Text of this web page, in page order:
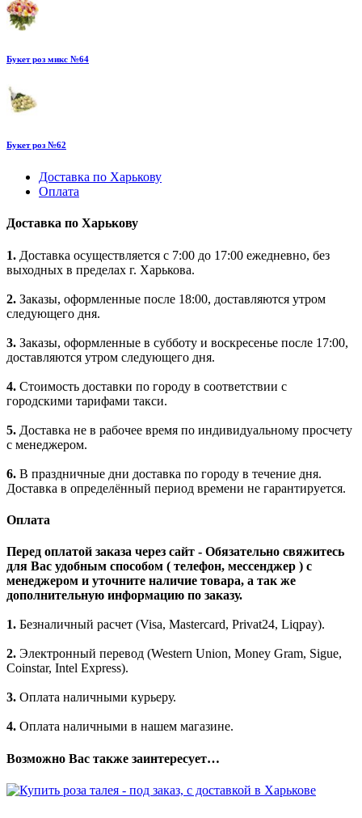
Букет роз микс №64
Букет роз №62
Доставка по Харькову
Оплата
Доставка по Харькову
1. Доставка осуществляется с 7:00 до 17:00 ежедневно, без
выходных в пределах г. Харькова.
2. Заказы, оформленные после 18:00, доставляются утром
следующего дня.
3. Заказы, оформленные в субботу и воскресенье после 17:00,
доставляются утром следующего дня.
4. Стоимость доставки по городу в соответствии с
городскими тарифами такси.
5. Доставка не в рабочее время по индивидуальному просчету
с менеджером.
6. В праздничные дни доставка по городу в течение дня.
Доставка в определённый период времени не гарантируется.
Оплата
Перед оплатой заказа через сайт - Обязательно свяжитесь
для Вас удобным способом ( телефон, мессенджер ) с
менеджером и уточните наличие товара, а так же
дополнительную информацию по заказу.
1. Безналичный расчет (Visa, Mastercard, Privat24, Liqpay).
2. Электронный перевод (Western Union, Money Gram, Sigue,
Coinstar, Intel Express).
3. Оплата наличными курьеру.
4. Оплата наличными в нашем магазине.
Возможно Вас также заинтересует…